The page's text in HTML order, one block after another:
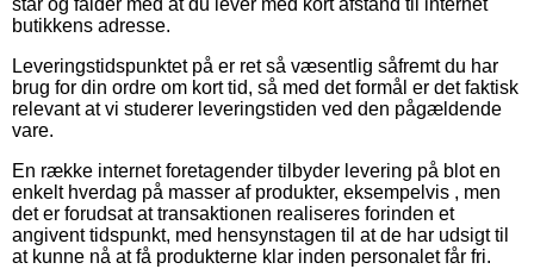
står og falder med at du lever med kort afstand til internet
butikkens adresse.
Leveringstidspunktet på er ret så væsentlig såfremt du har
brug for din ordre om kort tid, så med det formål er det faktisk
relevant at vi studerer leveringstiden ved den pågældende
vare.
En række internet foretagender tilbyder levering på blot en
enkelt hverdag på masser af produkter, eksempelvis , men
det er forudsat at transaktionen realiseres forinden et
angivent tidspunkt, med hensynstagen til at de har udsigt til
at kunne nå at få produkterne klar inden personalet får fri.